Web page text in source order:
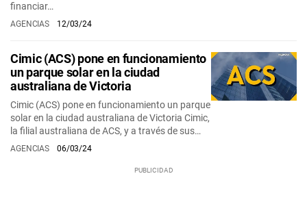
financiar…
AGENCIAS 12/03/24
Cimic (ACS) pone en funcionamiento
un parque solar en la ciudad
australiana de Victoria
Cimic (ACS) pone en funcionamiento un parque
solar en la ciudad australiana de Victoria Cimic,
la filial australiana de ACS, y a través de sus…
AGENCIAS 06/03/24